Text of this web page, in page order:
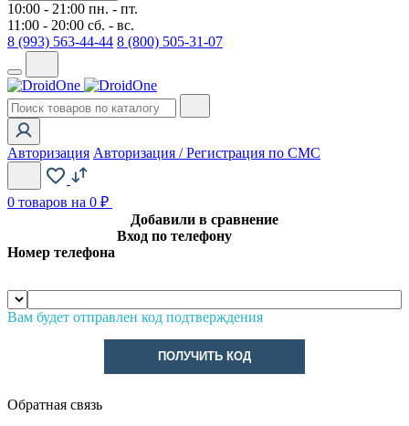
10:00 - 21:00 пн. - пт.
11:00 - 20:00 сб. - вс.
8 (993) 563-44-44 8 (800) 505-31-07
Авторизация Авторизация / Регистрация по СМС
0 товаров на 0 ₽
Добавили в сравнение
Вход по телефону
Номер телефона
Вам будет отправлен код подтверждения
ПОЛУЧИТЬ КОД
Обратная связь